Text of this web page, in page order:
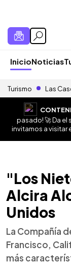
InicioNoticias
Turismo Las
pasado! 🚀 Da el
invitamos a visitar
"Los
Alcira
Unidos
La Compañía
Francisco,
más